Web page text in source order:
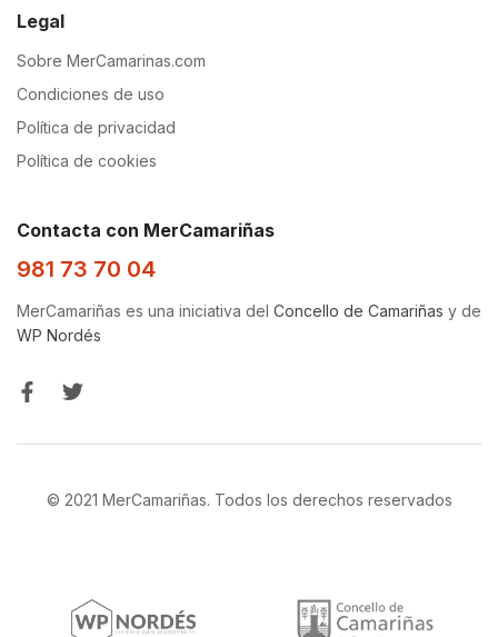
Legal
Sobre MerCamarinas.com
Condiciones de uso
Política de privacidad
Política de cookies
Contacta con MerCamariñas
981 73 70 04
MerCamariñas es una iniciativa del Concello de Camariñas y de
WP Nordés
© 2021 MerCamariñas. Todos los derechos reservados